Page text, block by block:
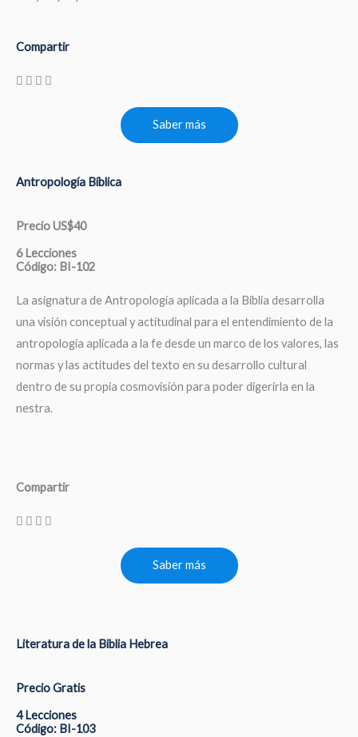
Compartir
Saber más
Antropología Bíblica
Precio US$40
6 Lecciones
Código: BI-102
La asignatura de Antropología aplicada a la Biblia desarrolla
una visión conceptual y actitudinal para el entendimiento de la
antropología aplicada a la fe desde un marco de los valores, las
normas y las actitudes del texto en su desarrollo cultural
dentro de su propia cosmovisión para poder digerirla en la
nestra.
Compartir
Saber más
Literatura de la Biblia Hebrea
Precio Gratis
4 Lecciones
Código: BI-103